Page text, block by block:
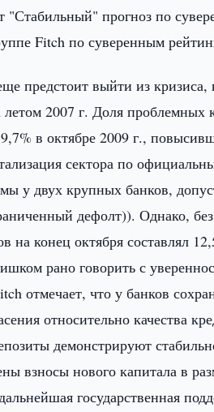
"Стабильный" прогноз по
Fitch по суверенным
предстоит выйти из
2007 г. Доля
в октябре 2009 г.,
сектора по
у двух крупных банков,
дефолт)). Однако,
на конец октября составлял
рано говорить с
отмечает, что у банков
относительно качества
демонстрируют
взносы нового капитала в
государственная